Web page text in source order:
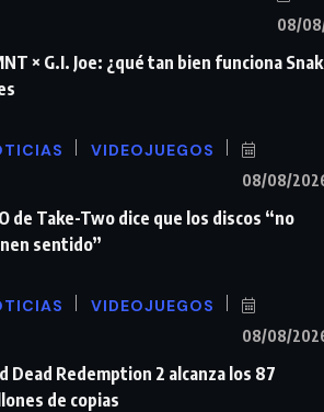
08/
× G.I. Joe: ¿qué tan bien funciona
VIDEOJUEGOS
08/08/
de Take-Two dice que los discos “no
sentido”
VIDEOJUEGOS
08/08/
Dead Redemption 2 alcanza los 87
de copias